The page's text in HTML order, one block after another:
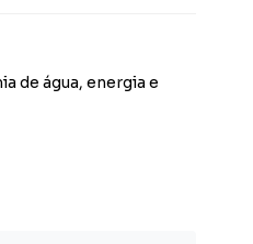
de água, energia e